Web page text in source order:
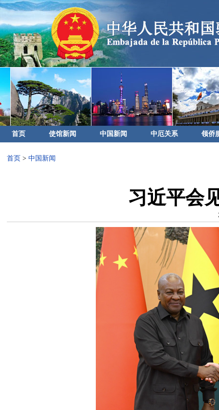
首页 使馆新闻 中国新闻 中厄关系 领侨
首页 > 中国新闻
习近平会